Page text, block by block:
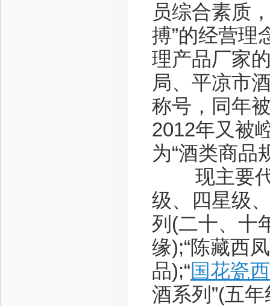
员综合素质
搏”的经营理
理产品厂家
局、平凉市
称号，同年
2012年又被
为“酒类商品
现主要代
级、四星级
列(二十、十
缘);“陈藏西
品);“国花瓷
酒系列”(五